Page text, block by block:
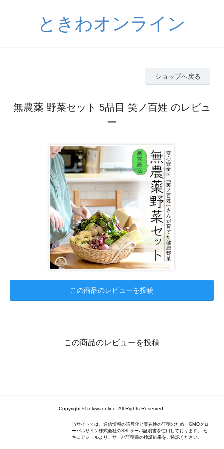
ときわオンライン
ショップへ戻る
無農薬 野菜セット 5品目 笑ノ百姓 のレビュ
ー
この商品のレビューを投稿
この商品のレビューを投稿
Copyright © tokiwaonline. All Rights Reserved.
当サイトでは、通信情報の暗号化と実在性の証明のため、GMOグロ
ーバルサイン株式会社のSSLサーバ証明書を使用しております。 セ
キュアシールより、サーバ証明書の検証結果をご確認ください。